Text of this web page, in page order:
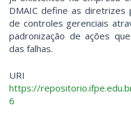
DMAIC define as diretrizes
de controles gerenciais
padronização de ações
das falhas.
URI
https://
6